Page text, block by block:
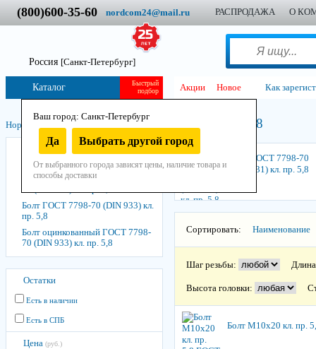
(800)600-35-60 nordcom24@mail.ru РАСПРОДАЖА О
Россия [Санкт-Петербург]
Ваш город: Санкт-Петербург
Да Выбрать другой город
От выбранного города зависят цены, наличие товара и
способы доставки
Быстрый
подбор
Каталог Акции Новое Как
Нордком Крепеж Болт класс прочности 5,8
Болт ГОСТ 7798-70 (DIN 931) кл.
пр. 5,8
Болт оцинкованный ГОСТ 7798-
Болт ГОСТ 7798-70 (DIN 933) кл.
пр. 5,8
Болт оцинкованный ГОСТ 7798-
70 (DIN 933) кл. пр. 5,8
Остатки
Есть в наличии
Есть в СПБ
Цена (руб.)
Болт ГОСТ 7798-70
(DIN 931) кл. пр. 5,8
Сортировать: Наименование
Шаг резьбы:
Высота головки:
Болт М10х20 кл. пр.